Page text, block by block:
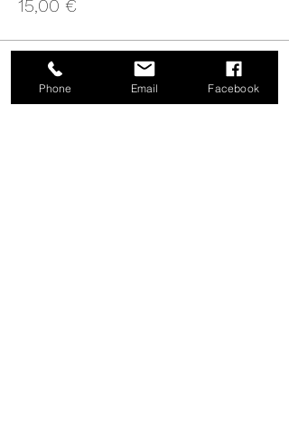
15,00 €
Phone Email Facebook